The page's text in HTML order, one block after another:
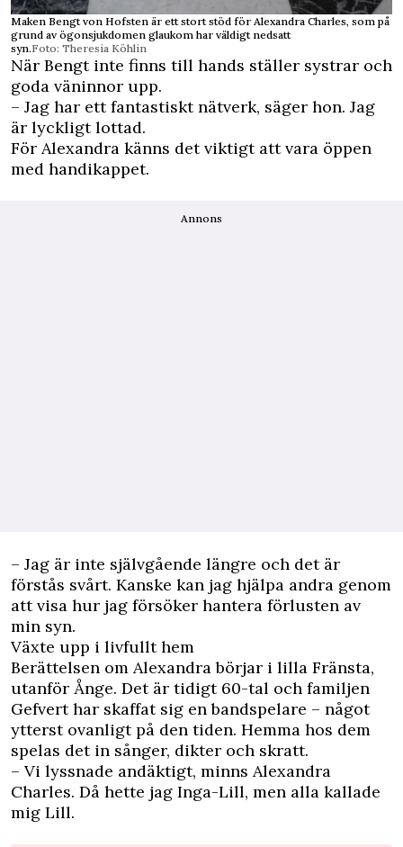
Maken Bengt von Hofsten är ett stort stöd för Alexandra Charles, som på
grund av ögonsjukdomen glaukom har väldigt nedsatt
syn.Foto: Theresia Köhlin
När Bengt inte finns till hands ställer systrar och
goda väninnor upp.
– Jag har ett fantastiskt nätverk, säger hon. Jag
är lyckligt lottad.
För Alexandra känns det viktigt att vara öppen
med handikappet.
Annons
– Jag är inte självgående längre och det är
förstås svårt. Kanske kan jag hjälpa andra genom
att visa hur jag försöker hantera förlusten av
min syn.
Växte upp i livfullt hem
Berättelsen om Alexandra börjar i lilla Fränsta,
utanför Ånge. Det är tidigt 60-tal och familjen
Gefvert har skaffat sig en bandspelare – något
ytterst ovanligt på den tiden. Hemma hos dem
spelas det in sånger, dikter och skratt.
– Vi lyssnade andäktigt, minns Alexandra
Charles. Då hette jag Inga-Lill, men alla kallade
mig Lill.